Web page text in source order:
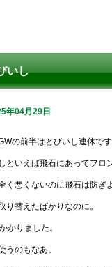
いし
年04月29日
の前半はとびいし連休で
といえば飛石にあってフロ
く悪くないのに飛石は防ぎ
り替えたばかりなのに。
かりました。
うのもなあ。